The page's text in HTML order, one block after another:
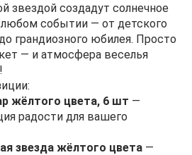
звездой создадут солнечное
любом событии — от детского
грандиозного юбилея. Просто
— и атмосфера веселья
жёлтого цвета, 6 шт —
радости для вашего
звезда жёлтого цвета —